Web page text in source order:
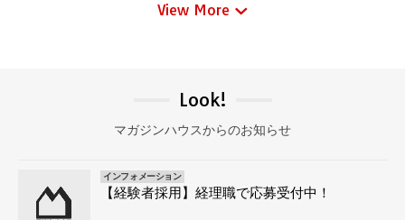
に合わせてカスタマイズするため。
皆様が注文された情報や商品等に関する満足度を
皆様の利用状況を把握し、サービスの改善や新サ
ービスの開発に役立てるため。
View More
Look!
マガジンハウスからのお知らせ
インフォメーション
【経験者採用】経理職で応募受付中！